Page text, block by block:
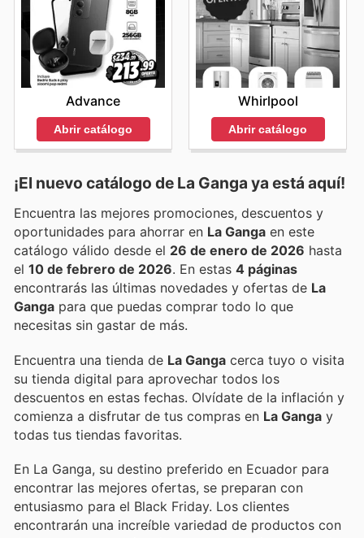
Advance
Abrir catálogo
Whirlpool
Abrir catálogo
¡El nuevo catálogo de La Ganga ya está aquí!
Encuentra las mejores promociones, descuentos y
oportunidades para ahorrar en La Ganga en este
catálogo válido desde el 26 de enero de 2026 hasta
el 10 de febrero de 2026 . En estas 4 páginas
encontrarás las últimas novedades y ofertas de La
Ganga para que puedas comprar todo lo que
necesitas sin gastar de más.
Encuentra una tienda de La Ganga cerca tuyo o visita
su tienda digital para aprovechar todos los
descuentos en estas fechas. Olvídate de la inflación y
comienza a disfrutar de tus compras en La Ganga y
todas tus tiendas favoritas.
En La Ganga, su destino preferido en Ecuador para
encontrar las mejores ofertas, se preparan con
entusiasmo para el Black Friday. Los clientes
encontrarán una increíble variedad de productos con